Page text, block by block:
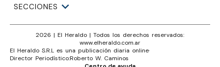
SECCIONES
2026 | El Heraldo | Todos los derechos reservados:
www.elheraldo.com.ar
El Heraldo S.R.L es una publicación diaria online·
Director Periodístico:Roberto W. Caminos